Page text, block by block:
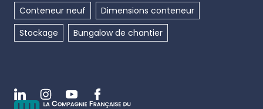
Conteneur neuf
Dimensions conteneur
Stockage
Bungalow de chantier
LinkedinInstagramYoutubeFacebook